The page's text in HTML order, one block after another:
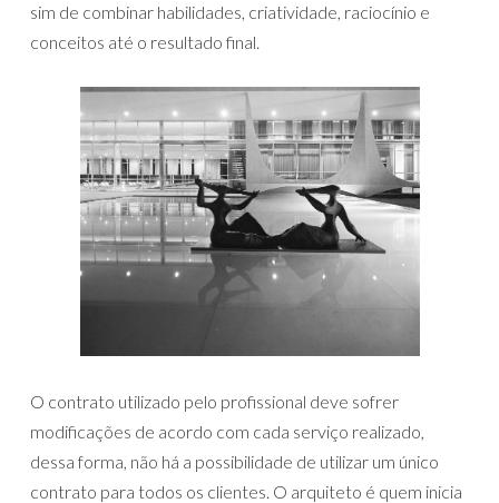
sim de combinar habilidades, criatividade, raciocínio e
conceitos até o resultado final.
O contrato utilizado pelo profissional deve sofrer
modificações de acordo com cada serviço realizado,
dessa forma, não há a possibilidade de utilizar um único
contrato para todos os clientes. O arquiteto é quem inicia